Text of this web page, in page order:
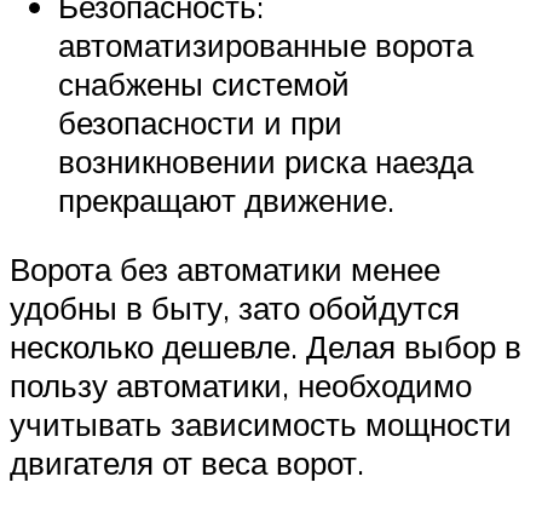
автоматизированные ворота
снабжены системой
безопасности и при
возникновении риска наезда
прекращают движение.
Ворота без автоматики менее
удобны в быту, зато обойдутся
несколько дешевле. Делая выбор в
пользу автоматики, необходимо
учитывать зависимость мощности
двигателя от веса ворот.